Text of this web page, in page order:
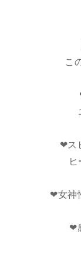
こ
❤︎ス
❤︎女神
❤︎